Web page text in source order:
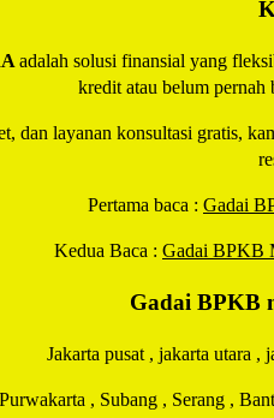
adalah solusi finansial yang
kredit atau belum pernah
dan layanan konsultasi gratis,
Pertama baca : Gadai
Kedua Baca : Gadai BPKB
Gadai BPKB
Jakarta pusat , jakarta utara ,
, Subang , Serang ,